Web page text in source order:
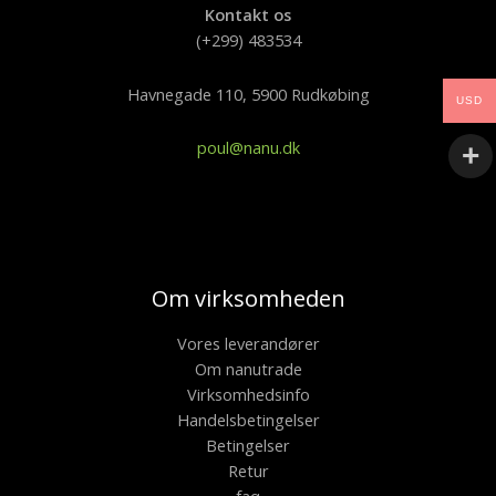
Kontakt os
(+299) 483534
Havnegade 110, 5900 Rudkøbing
poul@nanu.dk
Om virksomheden
Vores leverandører
Om nanutrade
Virksomhedsinfo
Handelsbetingelser
Betingelser
Retur
USD